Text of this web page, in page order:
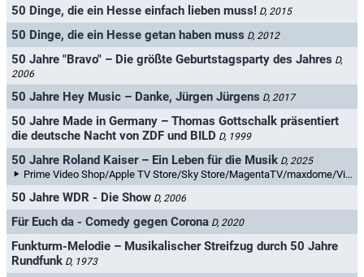
50 Dinge, die ein Hesse einfach lieben muss! D, 2015
50 Dinge, die ein Hesse getan haben muss D, 2012
50 Jahre "Bravo" – Die größte Geburtstagsparty des Jahres D,
2006
50 Jahre Hey Music – Danke, Jürgen Jürgens D, 2017
50 Jahre Made in Germany – Thomas Gottschalk präsentiert
die deutsche Nacht von ZDF und BILD D, 1999
50 Jahre Roland Kaiser – Ein Leben für die Musik D, 2025
Prime Video Shop/Apple TV Store/Sky Store/MagentaTV/maxdome/Videoload/Rakuten TV
50 Jahre WDR - Die Show D, 2006
Für Euch da - Comedy gegen Corona D, 2020
Funkturm-Melodie – Musikalischer Streifzug durch 50 Jahre
Rundfunk D, 1973